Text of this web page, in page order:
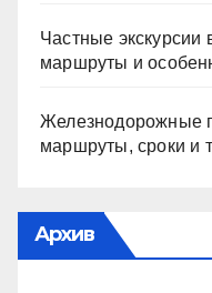
Частные
маршруты и
Железнодорожные
маршруты, сроки и
Архив